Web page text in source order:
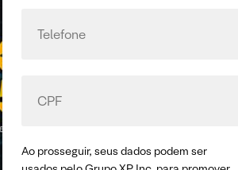
Ao prosseguir, seus dados podem ser